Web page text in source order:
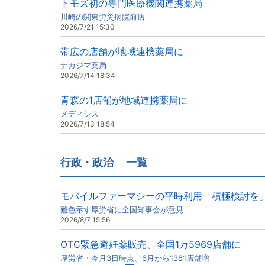
トモズ初の専門医療機関連携薬局
川崎の関東労災病院前店
2026/7/21 15:30
帯広の店舗が地域連携薬局に
ナカジマ薬局
2026/7/14 18:34
青森の1店舗が地域連携薬局に
メディシス
2026/7/13 18:54
行政・政治 一覧
モバイルファーマシーの平時利用「積極検討を
難色示す厚労省に全国知事会が意見
2026/8/7 15:56
OTC緊急避妊薬販売、全国1万5969店舗に
厚労省・今月3日時点、6月から1381店舗増